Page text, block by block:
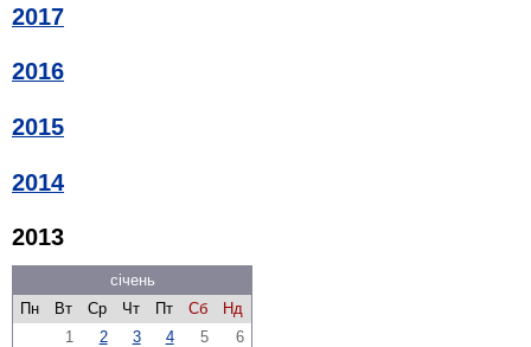
2017
2016
2015
2014
2013
січень
Пн
Вт Ср Чт Пт Сб
Нд
1
2 3 4 5
6